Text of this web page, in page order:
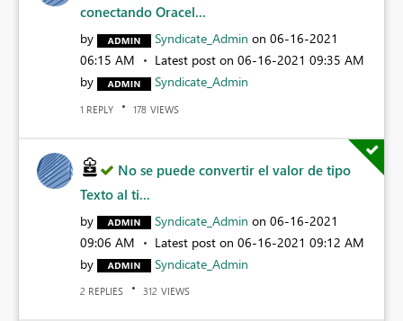
conectando Oracel...
by Syndicate_Admin on ‎06-16-2021
06:15 AM
Latest post on ‎06-16-2021 09:35 AM
by
Syndicate_Admin
1 REPLY 178 VIEWS
No se puede convertir el valor de tipo
Texto al ti...
by Syndicate_Admin on ‎06-16-2021
09:06 AM
Latest post on ‎06-16-2021 09:12 AM
by
Syndicate_Admin
2 REPLIES 312 VIEWS